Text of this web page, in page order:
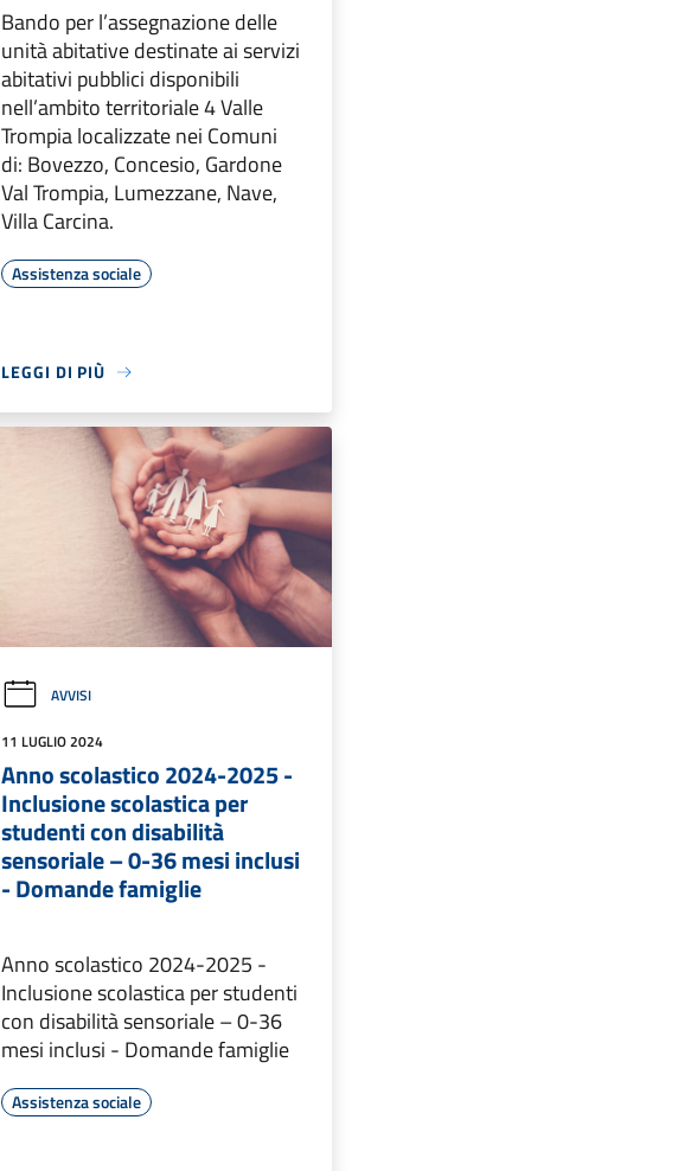
Bando per l’assegnazione delle
unità abitative destinate ai servizi
abitativi pubblici disponibili
nell’ambito territoriale 4 Valle
Trompia localizzate nei Comuni
di: Bovezzo, Concesio, Gardone
Val Trompia, Lumezzane, Nave,
Villa Carcina.
Assistenza sociale
LEGGI DI PIÙ
AVVISI
11 LUGLIO 2024
Anno scolastico 2024-2025 -
Inclusione scolastica per
studenti con disabilità
sensoriale – 0-36 mesi inclusi
- Domande famiglie
Anno scolastico 2024-2025 -
Inclusione scolastica per studenti
con disabilità sensoriale – 0-36
mesi inclusi - Domande famiglie
Assistenza sociale